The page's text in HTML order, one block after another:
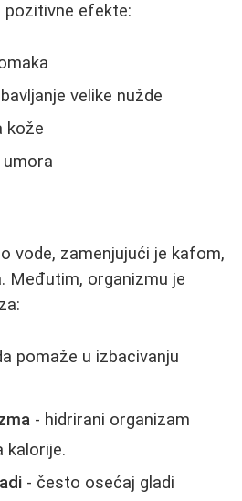
pozitivne efekte:
velike nužde
kože
umora
vode, zamenjujući je kafom,
Međutim, organizmu je
pomaže u izbacivanju
- hidrirani organizam
kalorije.
- često osećaj gladi